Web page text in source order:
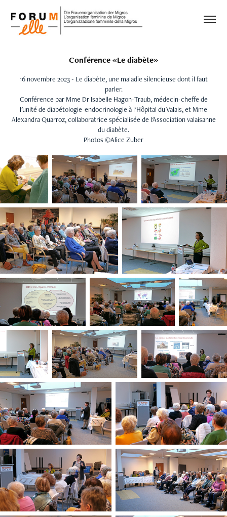
Conférence «Le diabète»
16 novembre 2023 - Le diabète, une maladie silencieuse dont il faut
parler.
Conférence par Mme Dr Isabelle Hagon-Traub, médecin-cheffe de
l'unité de diabétologie-endocrinologie à l'Hôpital du Valais, et Mme
Alexandra Quarroz, collaboratrice spécialisée de l'Association valaisanne
du diabète.
Photos ©Alice Zuber